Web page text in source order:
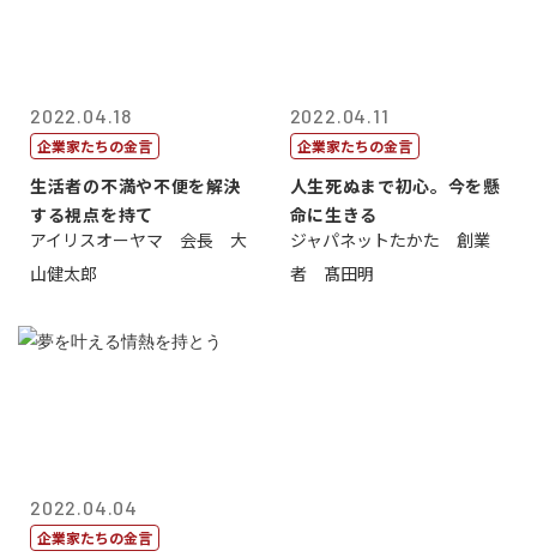
2022.04.18
企業家たちの金言
生活者の不満や不便を解決
する視点を持て
アイリスオーヤマ 会長 大
山健太郎
2022.04.11
企業家たちの金言
人生死ぬまで初心。今を懸
命に生きる
ジャパネットたかた 創業
者 髙田明
2022.04.04
企業家たちの金言